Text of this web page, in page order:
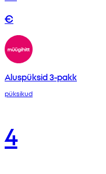
€
Aluspüksid 3-pakk
püksikud
4